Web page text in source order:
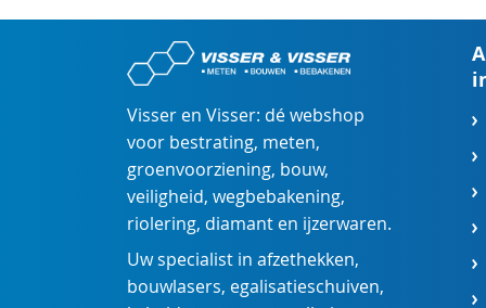
Visser en Visser: dé webshop
voor bestrating, meten,
groenvoorziening, bouw,
veiligheid, wegbebakening,
riolering, diamant en ijzerwaren.
Uw specialist in afzethekken,
bouwlasers, egalisatieschuiven,